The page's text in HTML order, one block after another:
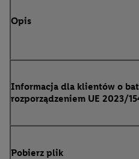
Opis
Informacja dla klientów o
rozporządzeniem UE 2023/
Pobierz plik